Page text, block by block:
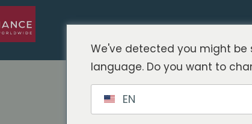
We've detected you might be
language. Do you want to
EN